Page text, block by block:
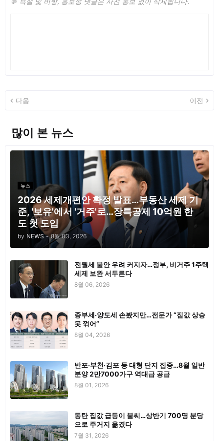
다음 이전
많이 본 뉴스
뉴스
2026 세제개편안 확정 발표…부동산 세제 기
준, '보유'에서 '거주'로…장특공제 10억원 한
도 첫 도입
by NEWS - 8월 03, 2026
전월세 불안 우려 커지자…정부, 비거주 1주택
세제 보완 서두른다
8월 06, 2026
종부세·양도세 손봤지만…전문가 “집값 상승
못 꺾어”
8월 04, 2026
반포·부천·김포 등 대형 단지 집중…8월 일반
분양 2만7000가구 역대급 공급
8월 01, 2026
동탄 집값 급등이 불씨…상반기 700명 분당
으로 주거지 옮겼다
7월 31, 2026